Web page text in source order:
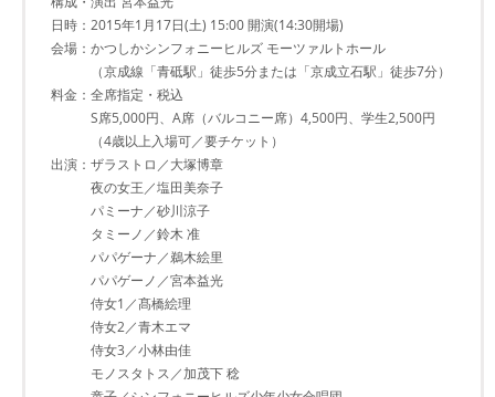
日時：2015年1月17日(土) 15:00 開演(14:30開場)
会場：かつしかシンフォニーヒルズ モーツァルトホール
（京成線「青砥駅」徒歩5分または「京成立石駅」徒歩7分）
料金：全席指定・税込
S席5,000円、A席（バルコニー席）4,500円、学生2,500円
（4歳以上入場可／要チケット）
出演：ザラストロ／大塚博章
夜の女王／塩田美奈子
パミーナ／砂川涼子
タミーノ／鈴木 准
パパゲーナ／鵜木絵里
パパゲーノ／宮本益光
侍女1／髙橋絵理
侍女2／青木エマ
侍女3／小林由佳
モノスタトス／加茂下 稔